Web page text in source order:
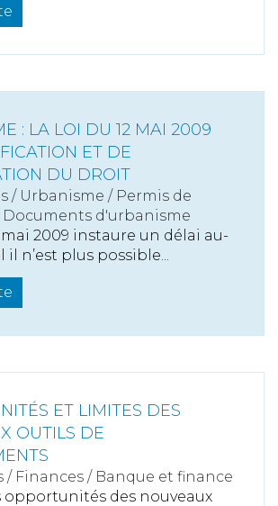
: LA LOI DU 12 MAI 2009
ET DE
DU DROIT
/ Urbanisme / Permis de
d'urbanisme
mai 2009 instaure un délai au-
il n’est plus possible...
ET LIMITES DES
OUTILS DE
/ Finances / Banque et finance
opportunités des nouveaux